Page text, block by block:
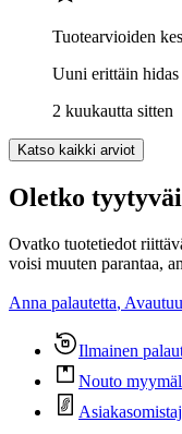
Tuotearvioiden
Uuni erittäin hidas
2 kuukautta sitten
Katso kaikki arviot
Oletko
Ovatko tuotetiedot
voisi muuten parantaa,
Anna palautetta,
Ilmainen
Nouto